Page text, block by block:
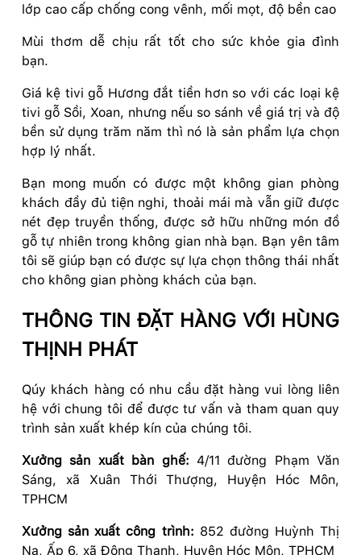
lớp cao cấp chống cong vênh, mối mọt, độ bền cao
Mùi thơm dễ chịu rất tốt cho sức khỏe gia đình
bạn.
Giá kệ tivi gỗ Hương đắt tiền hơn so với các loại kệ
tivi gỗ Sồi, Xoan, nhưng nếu so sánh về giá trị và độ
bền sử dụng trăm năm thì nó là sản phẩm lựa chọn
hợp lý nhất.
Bạn mong muốn có được một không gian phòng
khách đầy đủ tiện nghi, thoải mái mà vẫn giữ được
nét đẹp truyền thống, được sở hữu những món đồ
gỗ tự nhiên trong không gian nhà bạn. Bạn yên tâm
tôi sẽ giúp bạn có được sự lựa chọn thông thái nhất
cho không gian phòng khách của bạn.
THÔNG TIN ĐẶT HÀNG VỚI HÙNG
THỊNH PHÁT
Qúy khách hàng có nhu cầu đặt hàng vui lòng liên
hệ với chung tôi để được tư vấn và tham quan quy
trình sản xuất khép kín của chúng tôi.
Xưởng sản xuất bàn ghế: 4/11 đường Phạm Văn
Sáng, xã Xuân Thới Thượng, Huyện Hóc Môn,
TPHCM
Xưởng sản xuất công trình: 852 đường Huỳnh Thị
Na, Ấp 6, xã Đông Thạnh, Huyện Hóc Môn, TPHCM